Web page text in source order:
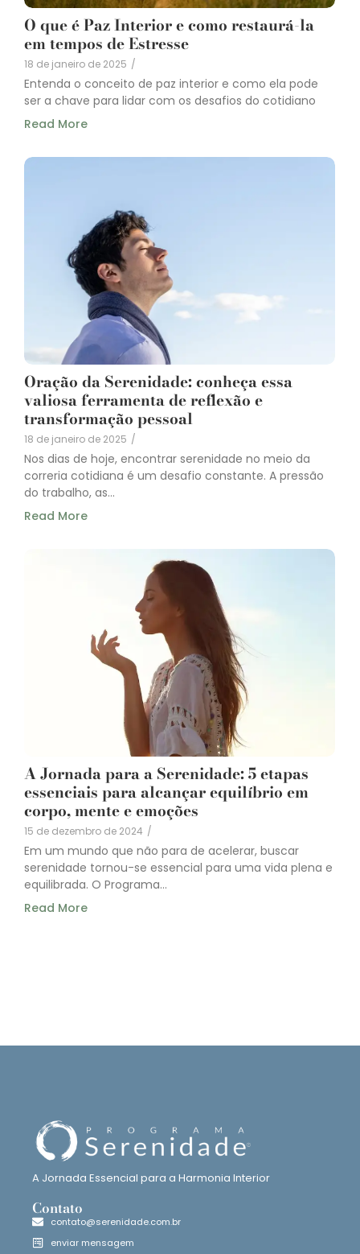
O que é Paz Interior e como restaurá-la
em tempos de Estresse
18 de janeiro de 2025 /
Entenda o conceito de paz interior e como ela pode
ser a chave para lidar com os desafios do cotidiano
Read More
Oração da Serenidade: conheça essa
valiosa ferramenta de reflexão e
transformação pessoal
18 de janeiro de 2025 /
Nos dias de hoje, encontrar serenidade no meio da
correria cotidiana é um desafio constante. A pressão
do trabalho, as...
Read More
A Jornada para a Serenidade: 5 etapas
essenciais para alcançar equilíbrio em
corpo, mente e emoções
15 de dezembro de 2024 /
Em um mundo que não para de acelerar, buscar
serenidade tornou-se essencial para uma vida plena e
equilibrada. O Programa...
Read More
A Jornada Essencial para a Harmonia Interior
Contato
contato@serenidade.com.br
enviar mensagem